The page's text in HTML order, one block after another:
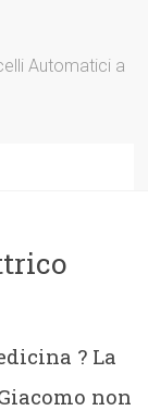
Automatici a
? La
non